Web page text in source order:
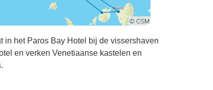
in het Paros Bay Hotel bij de vissershaven
en verken Venetiaanse kastelen en